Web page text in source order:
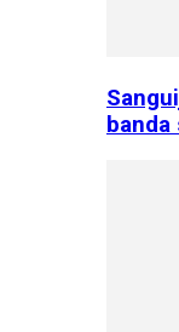
banda